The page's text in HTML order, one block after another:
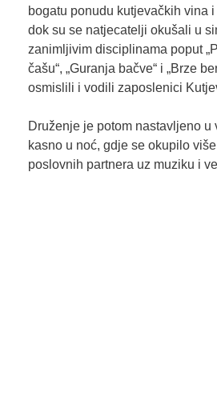
bogatu ponudu kutjevačkih vina
dok su se natjecatelji okušali u
zanimljivim disciplinama poput
čašu“, „Guranja bačve“ i „Brze
osmislili i vodili zaposlenici
Druženje je potom nastavljeno u
kasno u noć, gdje se okupilo
poslovnih partnera uz muziku i